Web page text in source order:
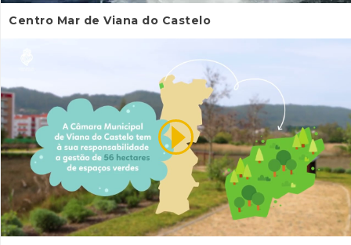
Centro Mar de Viana do Castelo